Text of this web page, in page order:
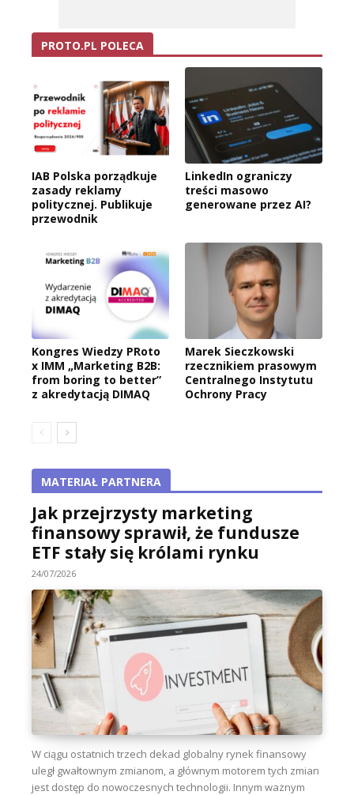
PROTO.PL POLECA
IAB Polska porządkuje
zasady reklamy
politycznej. Publikuje
przewodnik
LinkedIn ograniczy
treści masowo
generowane przez AI?
Kongres Wiedzy PRoto
x IMM „Marketing B2B:
from boring to better”
z akredytacją DIMAQ
Marek Sieczkowski
rzecznikiem prasowym
Centralnego Instytutu
Ochrony Pracy
MATERIAŁ PARTNERA
Jak przejrzysty marketing
finansowy sprawił, że fundusze
ETF stały się królami rynku
24/07/2026
W ciągu ostatnich trzech dekad globalny rynek finansowy
uległ gwałtownym zmianom, a głównym motorem tych zmian
jest dostęp do nowoczesnych technologii. Innym ważnym